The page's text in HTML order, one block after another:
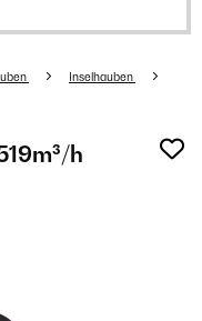
Inselhauben
h